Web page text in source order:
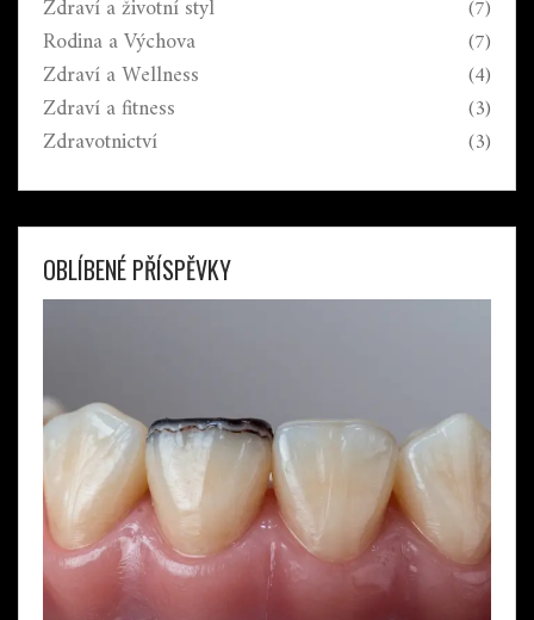
Zdraví a životní styl (7)
Rodina a Výchova (7)
Zdraví a Wellness (4)
Zdraví a fitness (3)
Zdravotnictví (3)
OBLÍBENÉ PŘÍSPĚVKY